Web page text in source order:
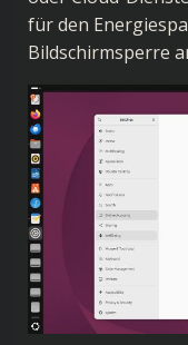
für den
Bildschirmsperre